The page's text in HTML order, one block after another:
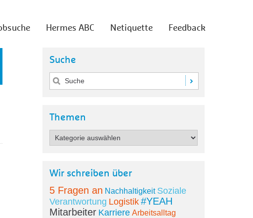
Hermes ABC Netiquette Feedback
Suche
Themen
Wir schreiben über
5 Fragen an Nachhaltigkeit Soziale
Verantwortung Logistik #YEAH
Mitarbeiter Karriere Arbeitsalltag